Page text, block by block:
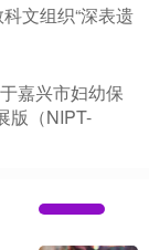
文组织“深表遗
嘉兴市妇幼保
版（NIPT-